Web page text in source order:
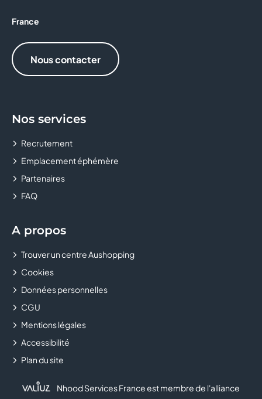
France
Nous contacter
Nos services
Recrutement
Emplacement éphémère
Partenaires
FAQ
A propos
Trouver un centre Aushopping
Cookies
Données personnelles
CGU
Mentions légales
Accessibilité
Plan du site
Nhood Services France est membre de l'alliance